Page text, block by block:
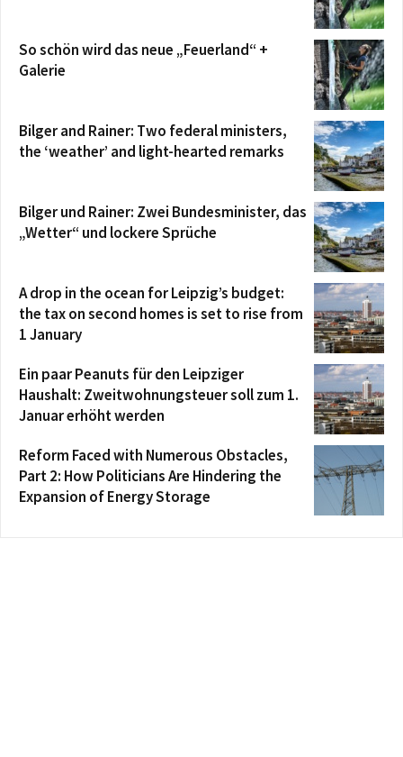
So schön wird das neue „Feuerland“ +
Galerie
Bilger and Rainer: Two federal ministers,
the ‘weather’ and light-hearted remarks
Bilger und Rainer: Zwei Bundesminister, das
„Wetter“ und lockere Sprüche
A drop in the ocean for Leipzig’s budget:
the tax on second homes is set to rise from
1 January
Ein paar Peanuts für den Leipziger
Haushalt: Zweitwohnungsteuer soll zum 1.
Januar erhöht werden
Reform Faced with Numerous Obstacles,
Part 2: How Politicians Are Hindering the
Expansion of Energy Storage